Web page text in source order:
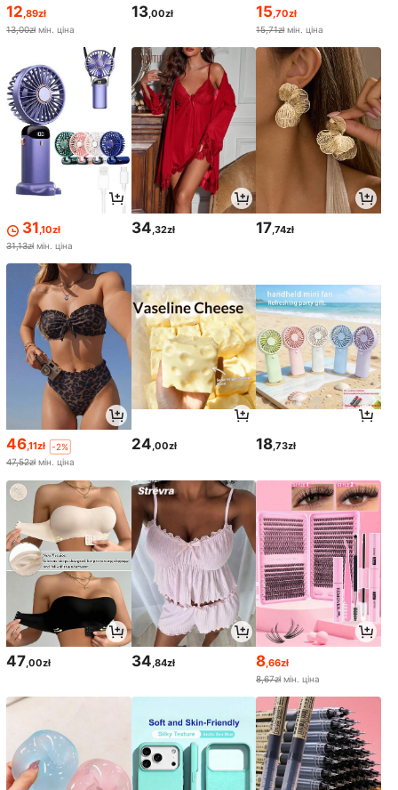
12,89zł
13,00zł мін. ціна
13,00zł 15,70zł
15,71zł мін. ціна
31,10zł
31,13zł мін. ціна
34,32zł 17,74zł
46,11zł
-2%
47,52zł мін. ціна
24,00zł 18,73zł
47 ,00zł 34 ,84zł 8 ,66zł
8,67zł мін. ціна